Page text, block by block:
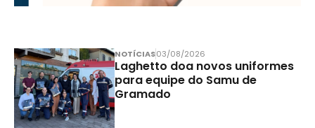
NOTÍCIAS03/08/2026
Laghetto doa novos uniformes
para equipe do Samu de
Gramado